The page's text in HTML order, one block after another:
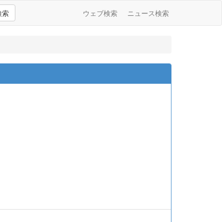
索 ウェブ検索 ニュース検索